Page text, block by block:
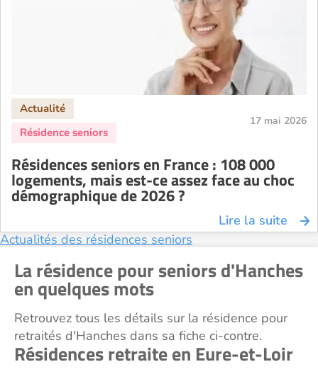
Résidence senior à la location Strasbourg
Résidence senior à la location Toulouse
17 mai 2026
Résidences seniors en France : 108 000
logements, mais est-ce assez face au choc
démographique de 2026 ?
Lire la suite
Actualités des résidences seniors
La résidence pour seniors d'Hanches
en quelques mots
Retrouvez tous les détails sur la résidence pour
retraités d'Hanches dans sa fiche ci-contre.
Résidences retraite en Eure-et-Loir